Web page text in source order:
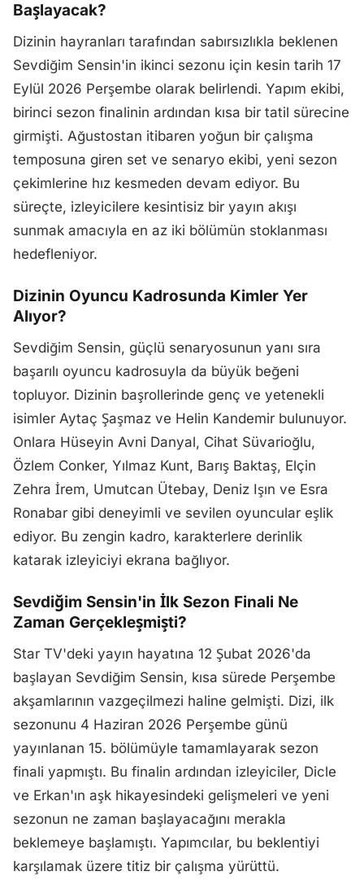
Başlayacak?
Dizinin hayranları tarafından sabırsızlıkla beklenen
Sevdiğim Sensin'in ikinci sezonu için kesin tarih 17
Eylül 2026 Perşembe olarak belirlendi. Yapım ekibi,
birinci sezon finalinin ardından kısa bir tatil sürecine
girmişti. Ağustostan itibaren yoğun bir çalışma
temposuna giren set ve senaryo ekibi, yeni sezon
çekimlerine hız kesmeden devam ediyor. Bu
süreçte, izleyicilere kesintisiz bir yayın akışı
sunmak amacıyla en az iki bölümün stoklanması
hedefleniyor.
Dizinin Oyuncu Kadrosunda Kimler Yer
Alıyor?
Sevdiğim Sensin, güçlü senaryosunun yanı sıra
başarılı oyuncu kadrosuyla da büyük beğeni
topluyor. Dizinin başrollerinde genç ve yetenekli
isimler Aytaç Şaşmaz ve Helin Kandemir bulunuyor.
Onlara Hüseyin Avni Danyal, Cihat Süvarioğlu,
Özlem Conker, Yılmaz Kunt, Barış Baktaş, Elçin
Zehra İrem, Umutcan Ütebay, Deniz Işın ve Esra
Ronabar gibi deneyimli ve sevilen oyuncular eşlik
ediyor. Bu zengin kadro, karakterlere derinlik
katarak izleyiciyi ekrana bağlıyor.
Sevdiğim Sensin'in İlk Sezon Finali Ne
Zaman Gerçekleşmişti?
Star TV'deki yayın hayatına 12 Şubat 2026'da
başlayan Sevdiğim Sensin, kısa sürede Perşembe
akşamlarının vazgeçilmezi haline gelmişti. Dizi, ilk
sezonunu 4 Haziran 2026 Perşembe günü
yayınlanan 15. bölümüyle tamamlayarak sezon
finali yapmıştı. Bu finalin ardından izleyiciler, Dicle
ve Erkan'ın aşk hikayesindeki gelişmeleri ve yeni
sezonun ne zaman başlayacağını merakla
beklemeye başlamıştı. Yapımcılar, bu beklentiyi
karşılamak üzere titiz bir çalışma yürüttü.